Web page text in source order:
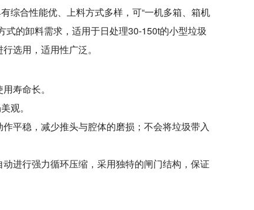
综合性能优、上料方式多样，可“一机多箱、箱机
的卸料需求，适用于日处理30-150t的小型垃圾
选用，适用性广泛。
寿命长。
观。
平稳，减少推头与腔体的磨损；不会将垃圾带入
进行强力循环压缩，采用独特的闸门结构，保证